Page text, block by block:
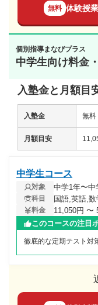
無料 体験授業
個別指導まなびプラス
中学生向け料金
入塾金と月額目
入塾金 無料
月額目安
中学生コース
対象 中学1年〜中
科目 国語,英語,
料金
11,050円 〜
このコースの注目
徹底的な定期テスト対